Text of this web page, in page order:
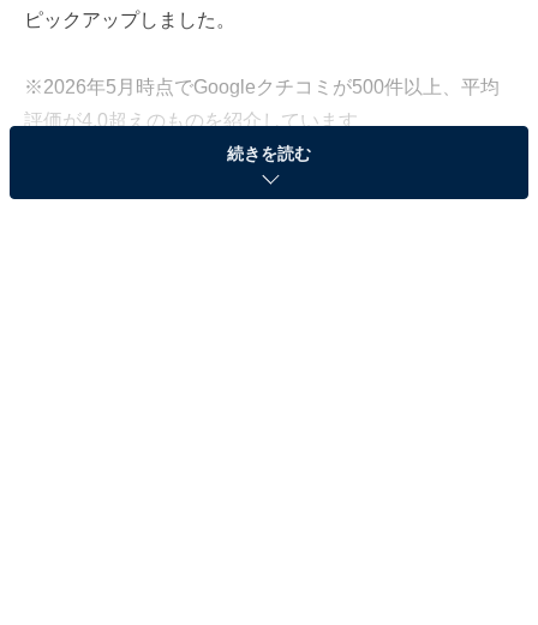
ピックアップしました。
※2026年5月時点でGoogleクチコミが500件以上、平均
評価が4.0超えのものを紹介しています
この記事の執筆者： All About ニュース お買
続きを読む